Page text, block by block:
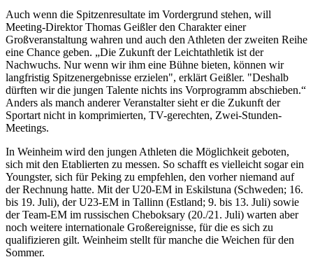
Auch wenn die Spitzenresultate im Vordergrund stehen, will
Meeting-Direktor Thomas Geißler den Charakter einer
Großveranstaltung wahren und auch den Athleten der zweiten Reihe
eine Chance geben. „Die Zukunft der Leichtathletik ist der
Nachwuchs. Nur wenn wir ihm eine Bühne bieten, können wir
langfristig Spitzenergebnisse erzielen", erklärt Geißler. "Deshalb
dürften wir die jungen Talente nichts ins Vorprogramm abschieben.“
Anders als manch anderer Veranstalter sieht er die Zukunft der
Sportart nicht in komprimierten, TV-gerechten, Zwei-Stunden-
Meetings.
In Weinheim wird den jungen Athleten die Möglichkeit geboten,
sich mit den Etablierten zu messen. So schafft es vielleicht sogar ein
Youngster, sich für Peking zu empfehlen, den vorher niemand auf
der Rechnung hatte. Mit der U20-EM in Eskilstuna (Schweden; 16.
bis 19. Juli), der U23-EM in Tallinn (Estland; 9. bis 13. Juli) sowie
der Team-EM im russischen Cheboksary (20./21. Juli) warten aber
noch weitere internationale Großereignisse, für die es sich zu
qualifizieren gilt. Weinheim stellt für manche die Weichen für den
Sommer.